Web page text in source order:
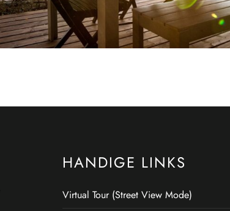
HANDIGE LINKS
Virtual Tour (Street View Mode)